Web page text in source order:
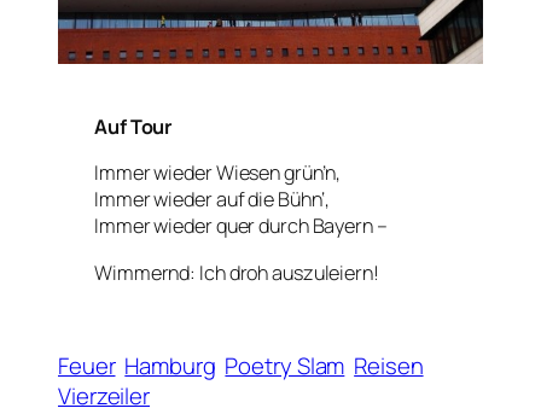
Auf Tour
Immer wieder Wiesen grün’n,
Immer wieder auf die Bühn‘,
Immer wieder quer durch Bayern –
Wimmernd: Ich droh auszuleiern!
Feuer Hamburg Poetry Slam Reisen
Vierzeiler